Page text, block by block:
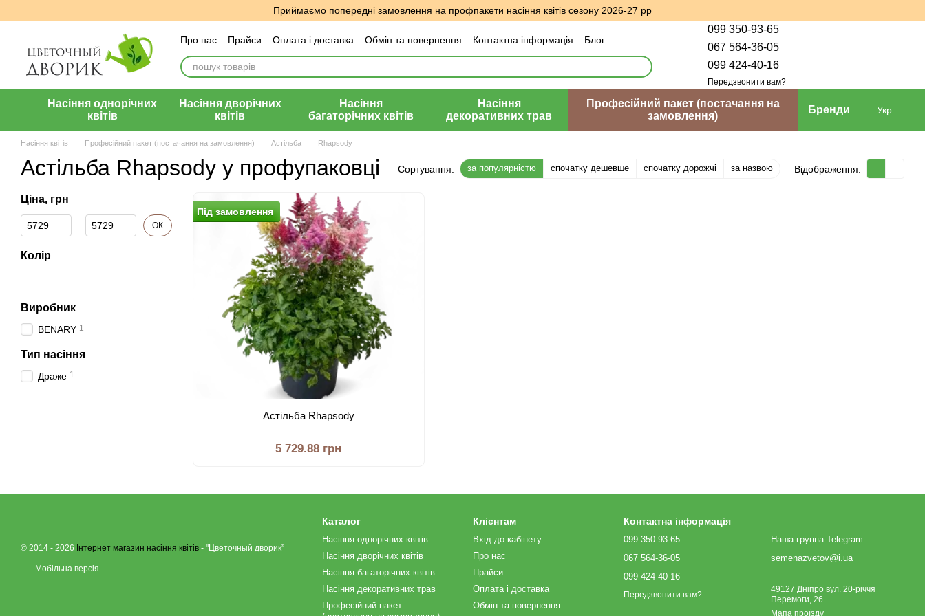
Приймаємо попередні замовлення на профпакети насіння квітів сезону 2026-27 рр
Про нас Прайси Оплата і доставка Обмін та повернення Контактна інформація
Блог
Угода користувача
Відгуки про магазин
099 350-93-65
067 564-36-05
099 424-40-16
Передзвонити вам?
Насіння однорічних
квітів
Насіння дворічних
квітів
Насіння
багаторічних квітів
Насіння
декоративних трав
Професійний пакет (постачання на
замовлення)
Бренди Укр
Насіння квітів Професійний пакет (постачання на замовлення) Астільба Rhapsody
Астільба Rhapsody у профупаковці Сортування: за популярністю спочатку дешевше спочатку дорожчі за назвою Відображення:
Пiд замовлення
Астільба Rhapsody
5 729.88 грн
Ціна, грн
Від Ціна, грн
До Ціна, грн ОК
Колір
Виробник
BENARY 1
Тип насiння
Драже 1
© 2014 - 2026 Інтернет магазин насіння квітів - "Цветочный дворик”
Мобільна версія
Каталог
Насіння однорічних квітів
Насіння дворічних квітів
Насіння багаторічних квітів
Насіння декоративних трав
Професійний пакет
Клієнтам
Вхід до кабінету
Про нас
Прайси
Оплата і доставка
Обмін та повернення
Контактна інформація
099 350-93-65
067 564-36-05
099 424-40-16
Передзвонити вам?
Наша группа Telegram
semenazvetov@i.ua
49127 Дніпро вул. 20-річчя
Перемоги, 26
Мапа проїзду